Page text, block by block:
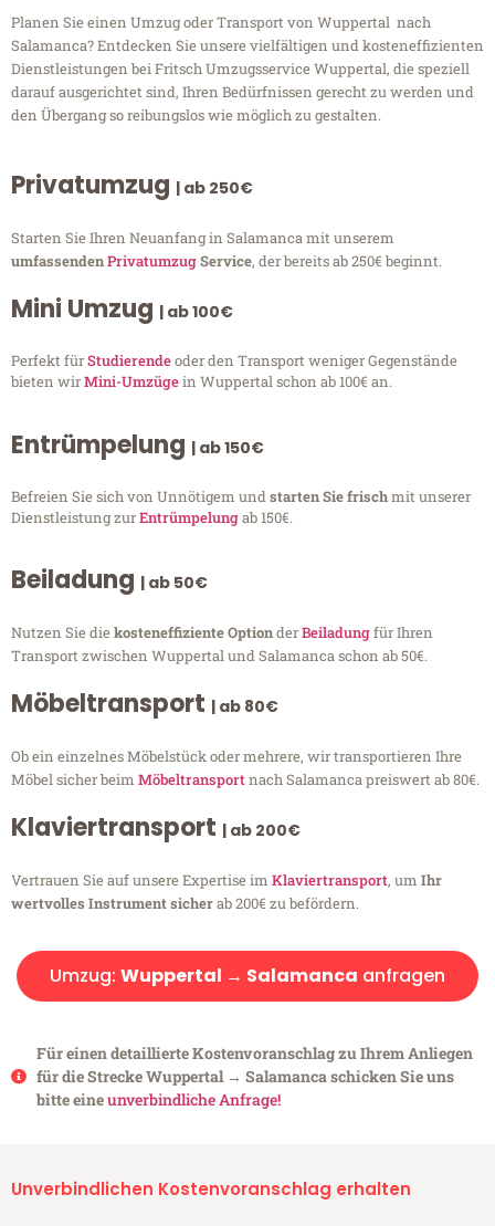
Planen Sie einen Umzug oder Transport von Wuppertal nach
Salamanca? Entdecken Sie unsere vielfältigen und kosteneffizienten
Dienstleistungen bei Fritsch Umzugsservice Wuppertal, die speziell
darauf ausgerichtet sind, Ihren Bedürfnissen gerecht zu werden und
den Übergang so reibungslos wie möglich zu gestalten.
Privatumzug | ab 250€
Starten Sie Ihren Neuanfang in Salamanca mit unserem
umfassendenPrivatumzugService, der bereits ab 250€ beginnt.
Mini Umzug | ab 100€
Perfekt fürStudierendeoder den Transport weniger Gegenstände
bieten wirMini-Umzügein Wuppertal schon ab 100€ an.
Entrümpelung | ab 150€
Befreien Sie sich von Unnötigem undstarten Sie frischmit unserer
Dienstleistung zurEntrümpelungab 150€.
Beiladung | ab 50€
Nutzen Sie diekosteneffiziente OptionderBeiladungfür Ihren
Transport zwischen Wuppertal und Salamanca schon ab 50€.
Möbeltransport | ab 80€
Ob ein einzelnes Möbelstück oder mehrere, wir transportieren Ihre
Möbel sicher beim Möbeltransportnach Salamanca preiswert ab 80€.
Klaviertransport | ab 200€
Vertrauen Sie auf unsere Expertise im Klaviertransport, um Ihr
wertvolles Instrument sicherab 200€ zu befördern.
Umzug: Wuppertal → Salamanca anfragen
Für einen detaillierte Kostenvoranschlag zu Ihrem Anliegen
für die Strecke Wuppertal → Salamanca schicken Sie uns
bitte eineunverbindliche Anfrage!
Unverbindlichen Kostenvoranschlag erhalten